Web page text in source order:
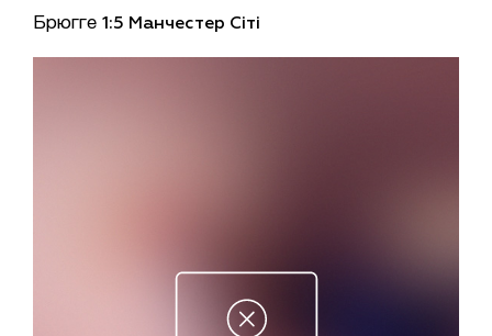
Брюгге 1:5 Манчестер Сіті